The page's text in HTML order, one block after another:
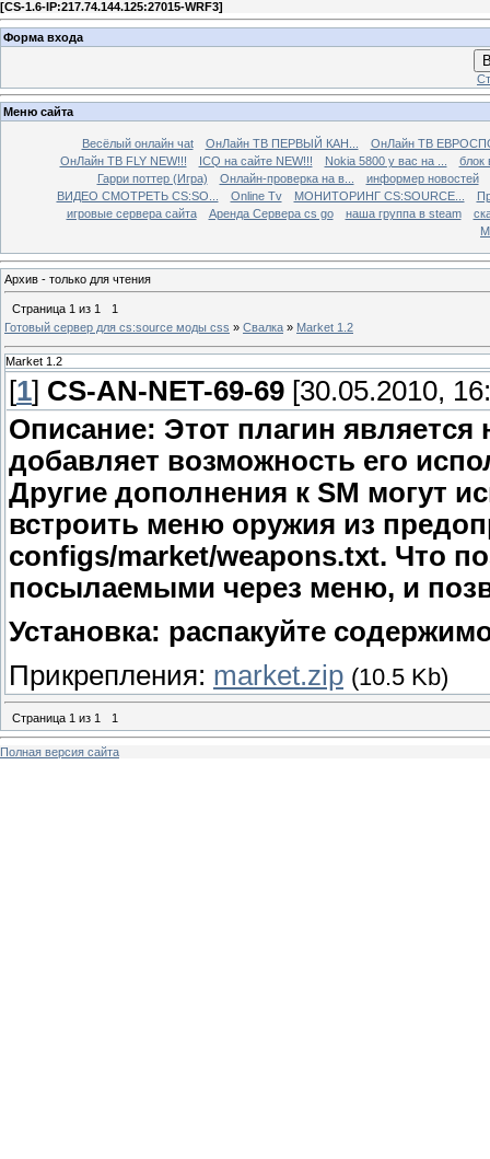
[CS-1.6-IP:217.74.144.125:27015-WRF3]
Форма входа
Меню сайта
Весёлый онлайн чаt ОнЛайн ТВ ПЕРВЫЙ КАН...
ОнЛайн ТВ
ОнЛайн ТВ FLY NEW!!!
ICQ на сайте NEW!!! Nokia 5800 у вас на ...
блок
Гарри поттер (Игра)
Онлайн-проверка на в...
информер новостей
ВИДЕО СМОТРЕТЬ CS:SO...
Online Tv МОНИТОРИНГ CS:SOURCE...
игровые сервера сайта
Аренда Сервера cs go наша группа в steam
Архив - только для чтения
Страница 1 из 1
1
Готовый сервер для cs:source моды css » Свалка » Market 1.2
Market 1.2
[1] CS-AN-NET-69-69 [30.05.2010,
Описание: Этот плагин
добавляет возможность его
Другие дополнения к SM могут
встроить меню оружия из
configs/market/weapons.txt. Что
посылаемыми через меню, и
Установка: распакуйте
Прикрепления: market.zip (10.5 Kb)
Страница 1 из 1 1
Полная версия сайта